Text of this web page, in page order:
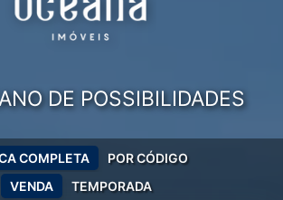
DE POSSIBILIDADES
VENDA TEMPORADA
COMPLETA POR CÓDIGO